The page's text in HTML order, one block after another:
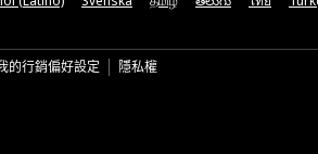
的行銷偏好設定 隱私權